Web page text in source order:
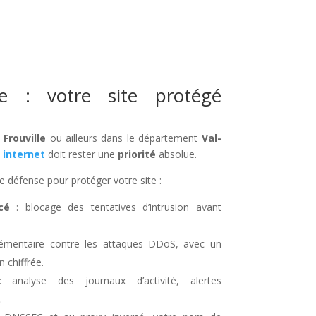
: votre site protégé
Frouville ou ailleurs dans le département Val-
internet doit rester une priorité absolue.
défense pour protéger votre site :
: blocage des tentatives d’intrusion avant
contre les attaques DDoS, avec un
chiffrée.
des journaux d’activité, alertes